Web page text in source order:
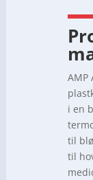
AMP
i en
til
til